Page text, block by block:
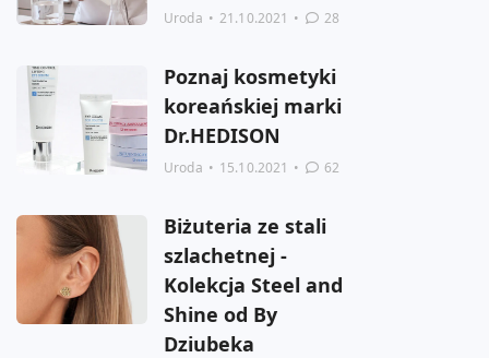
Uroda • 21.10.2021 • 28
Poznaj kosmetyki
koreańskiej marki
Dr.HEDISON
Uroda • 15.10.2021 • 62
Biżuteria ze stali
szlachetnej -
Kolekcja Steel and
Shine od By
Dziubeka